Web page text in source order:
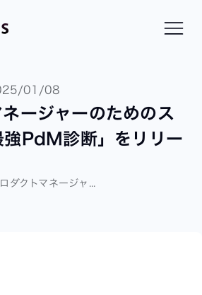
01/08
ージャーのためのス
強PdM診断」をリリー
ダクトマネージャ...